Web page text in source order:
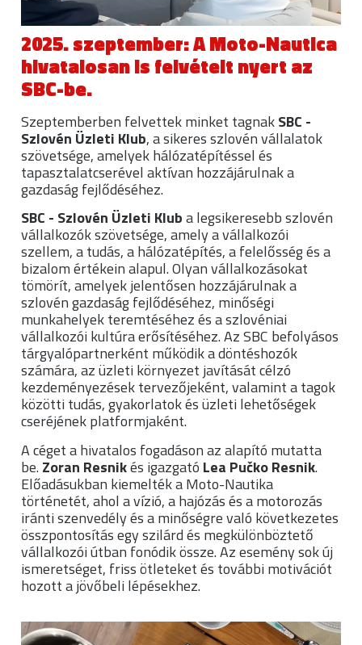
2025. szeptember: A Moto-Nautica
hivatalosan is felvételt nyert az
SBC-be.
Szeptemberben felvettek minket tagnakSBC -
Szlovén Üzleti Klub, a sikeres szlovén vállalatok
szövetsége, amelyek hálózatépítéssel és
tapasztalatcserével aktívan hozzájárulnak a
gazdaság fejlődéséhez.
SBC - Szlovén Üzleti Kluba legsikeresebb szlovén
vállalkozók szövetsége, amely a vállalkozói
szellem, a tudás, a hálózatépítés, a felelősség és a
bizalom értékein alapul. Olyan vállalkozásokat
tömörít, amelyek jelentősen hozzájárulnak a
szlovén gazdaság fejlődéséhez, minőségi
munkahelyek teremtéséhez és a szlovéniai
vállalkozói kultúra erősítéséhez. Az SBC befolyásos
tárgyalópartnerként működik a döntéshozók
számára, az üzleti környezet javítását célzó
kezdeményezések tervezőjeként, valamint a tagok
közötti tudás, gyakorlatok és üzleti lehetőségek
cseréjének platformjaként.
A céget a hivatalos fogadáson az alapító mutatta
be. Zoran Resnikés igazgató Lea Pučko Resnik.
Előadásukban kiemelték a Moto-Nautika
történetét, ahol a vízió, a hajózás és a motorozás
iránti szenvedély és a minőségre való következetes
összpontosítás egy szilárd és megkülönböztető
vállalkozói útban fonódik össze. Az esemény sok új
ismeretséget, friss ötleteket és további motivációt
hozott a jövőbeli lépésekhez.